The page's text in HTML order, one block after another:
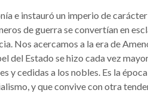
e instauró un imperio de
de guerra se convertían en
Nos acercamos a la era de
del Estado se hizo cada vez
y cedidas a los nobles. Es la
y que convive con otra